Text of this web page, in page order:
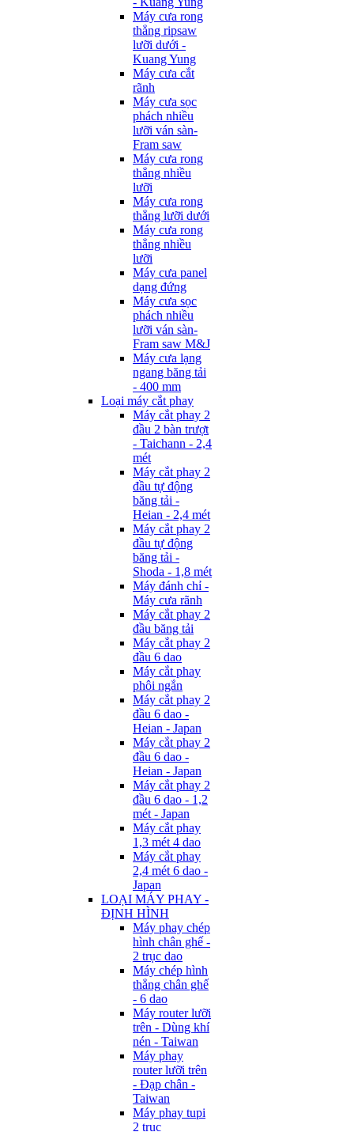
Máy cưa rong
thẳng ripsaw
lưỡi dưới -
Kuang Yung
Máy cưa cắt
rãnh
Máy cưa sọc
phách nhiều
lưỡi ván sàn-
Fram saw
Máy cưa rong
thẳng nhiều
lưỡi
Máy cưa rong
thẳng lưỡi dưới
Máy cưa rong
thẳng nhiều
lưỡi
Máy cưa panel
dạng đứng
Máy cưa sọc
phách nhiều
lưỡi ván sàn-
Fram saw M&J
Máy cưa lạng
ngang băng tải
- 400 mm
Loại máy cắt phay
Máy cắt phay 2
đầu 2 bàn trượt
- Taichann - 2,4
mét
Máy cắt phay 2
đầu tự động
băng tải -
Heian - 2,4 mét
Máy cắt phay 2
đầu tự động
băng tải -
Shoda - 1,8 mét
Máy đánh chỉ -
Máy cưa rãnh
Máy cắt phay 2
đầu băng tải
Máy cắt phay 2
đầu 6 dao
Máy cắt phay
phôi ngắn
Máy cắt phay 2
đầu 6 dao -
Heian - Japan
Máy cắt phay 2
đầu 6 dao -
Heian - Japan
Máy cắt phay 2
đầu 6 dao - 1,2
mét - Japan
Máy cắt phay
1,3 mét 4 dao
Máy cắt phay
2,4 mét 6 dao -
Japan
LOẠI MÁY PHAY -
ĐỊNH HÌNH
Máy phay chép
hình chân ghế -
2 trục dao
Máy chép hình
thẳng chân ghế
- 6 dao
Máy router lưỡi
trên - Dùng khí
nén - Taiwan
Máy phay
router lưỡi trên
- Đạp chân -
Taiwan
Máy phay tupi
2 trục